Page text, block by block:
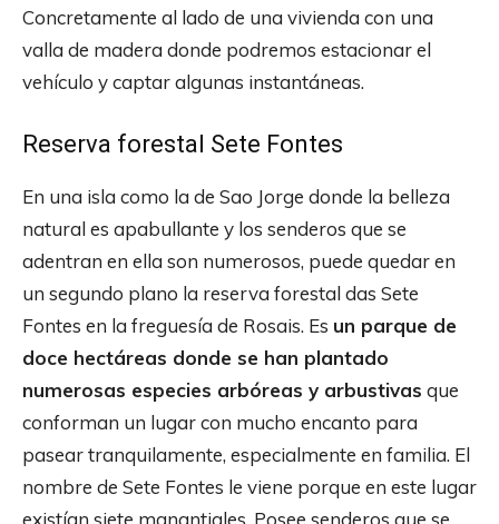
Concretamente al lado de una vivienda con una
valla de madera donde podremos estacionar el
vehículo y captar algunas instantáneas.
Reserva forestal Sete Fontes
En una isla como la de Sao Jorge donde la belleza
natural es apabullante y los senderos que se
adentran en ella son numerosos, puede quedar en
un segundo plano la reserva forestal das Sete
Fontes en la freguesía de Rosais. Es un parque de
doce hectáreas donde se han plantado
numerosas especies arbóreas y arbustivas que
conforman un lugar con mucho encanto para
pasear tranquilamente, especialmente en familia. El
nombre de Sete Fontes le viene porque en este lugar
existían siete manantiales. Posee senderos que se